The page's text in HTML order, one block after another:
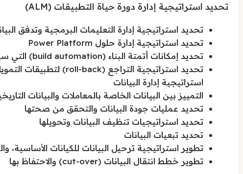
تحديد استراتيجية إدارة دورة حياة التطبيقات (ALM)
تحديد استراتيجية إدارة التعليمات البرمجية وتدفق
تحديد استراتيجية إدارة حلول Power Platform
تحديد إمكانات أتمتة البناء (build automation) التي سيتم تنفيذها
استراتيجية إدارة البيانات
التمييز بين البيانات الخاصة بالمعاملات والبيانات
تحديد عمليات جودة البيانات والتحقق من صحتها
تحديد استراتيجيات تنظيف البيانات وتحويلها
تحديد تبعيات البيانات
تطوير استراتيجية ترحيل البيانات للكيانات الأساسية،
تطوير خطط انتقال البيانات (cut-over) والاحتفاظ بها